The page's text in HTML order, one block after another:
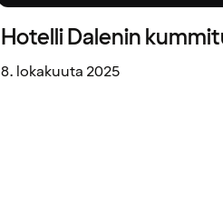
Hotelli Dalenin
8. lokakuuta 2025